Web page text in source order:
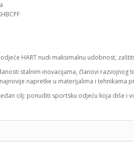
HART nudi maksimalnu udobnost,
stalnim inovacijama, članovi razvojnog
napretke u materijalima i tehnikama
jedan cilj: ponuditi sportsku odjeću koja diše